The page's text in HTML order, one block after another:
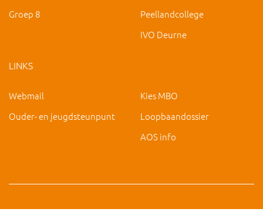
Groep 8
Peellandcollege
IVO Deurne
LINKS
Webmail
Ouder- en jeugdsteunpunt
Kies MBO
Loopbaandossier
AOS info